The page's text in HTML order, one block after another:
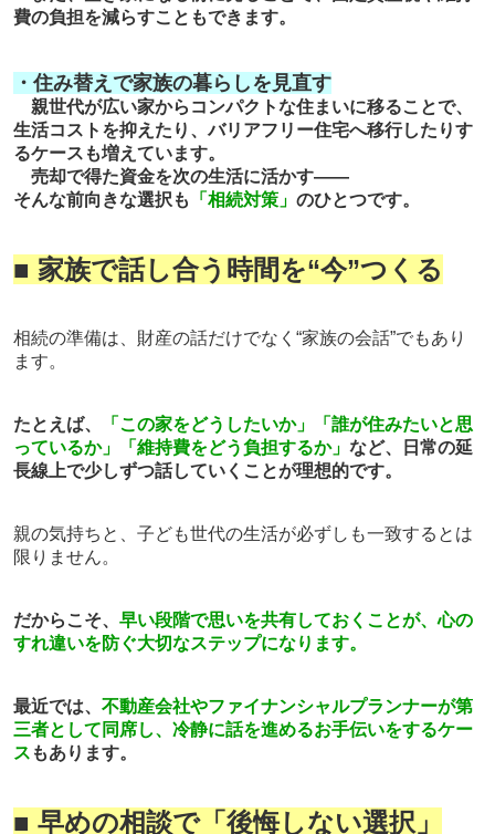
費の負担を減らすこともできます。
・住み替えで家族の暮らしを見直す
親世代が広い家からコンパクトな住まいに移ることで、
生活コストを抑えたり、バリアフリー住宅へ移行したりす
るケースも増えています。
売却で得た資金を次の生活に活かす――
そんな前向きな選択も
「相続対策」 のひとつです。
■ 家族で話し合う時間を“今”つくる
相続の準備は、財産の話だけでなく“家族の会話”でもあり
ます。
たとえば、
「この家をどうしたいか」「誰が住みたいと思
っているか」「維持費をどう負担するか」 など、日常の延
長線上で少しずつ話していくことが理想的です。
親の気持ちと、子ども世代の生活が必ずしも一致するとは
限りません。
だからこそ、 早い段階で思いを共有しておくことが、心の
すれ違いを防ぐ大切なステップになります。
最近では、 不動産会社やファイナンシャルプランナーが第
三者として同席し、冷静に話を進めるお手伝いをするケー
ス もあります。
■ 早めの相談で「後悔しない選択」